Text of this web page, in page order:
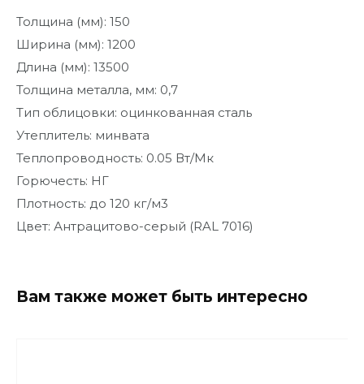
Дополнительные
товары и
материалы
Контакты
Толщина (мм): 150
Ширина (мм): 1200
Длина (мм): 13500
Толщина металла, мм: 0,7
Тип облицовки: оцинкованная сталь
Утеплитель: минвата
Теплопроводность: 0.05 Вт/Мк
Горючесть: НГ
Плотность: до 120 кг/м3
Цвет: Антрацитово-серый (RAL 7016)
Вам также может быть интересно